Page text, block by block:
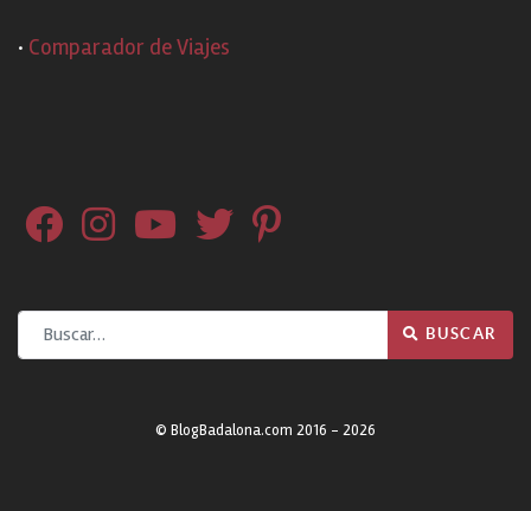
· Comparador de Viajes
Buscar BUSCAR
© BlogBadalona.com 2016 - 2026